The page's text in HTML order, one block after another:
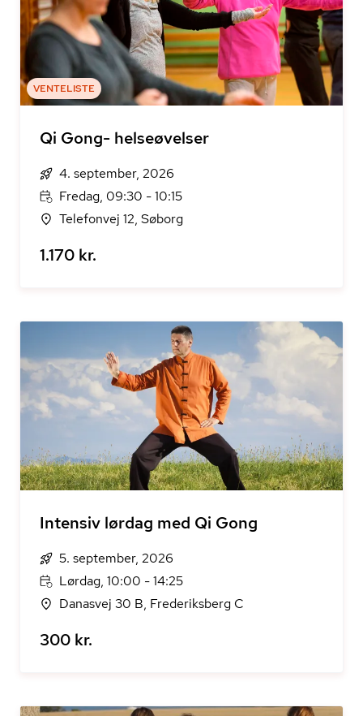
VENTELISTE
Qi Gong- helseøvelser
4. september, 2026
Fredag, 09:30 - 10:15
Telefonvej 12, Søborg
1.170 kr.
Intensiv lørdag med Qi Gong
5. september, 2026
Lørdag, 10:00 - 14:25
Danasvej 30 B, Frederiksberg C
300 kr.